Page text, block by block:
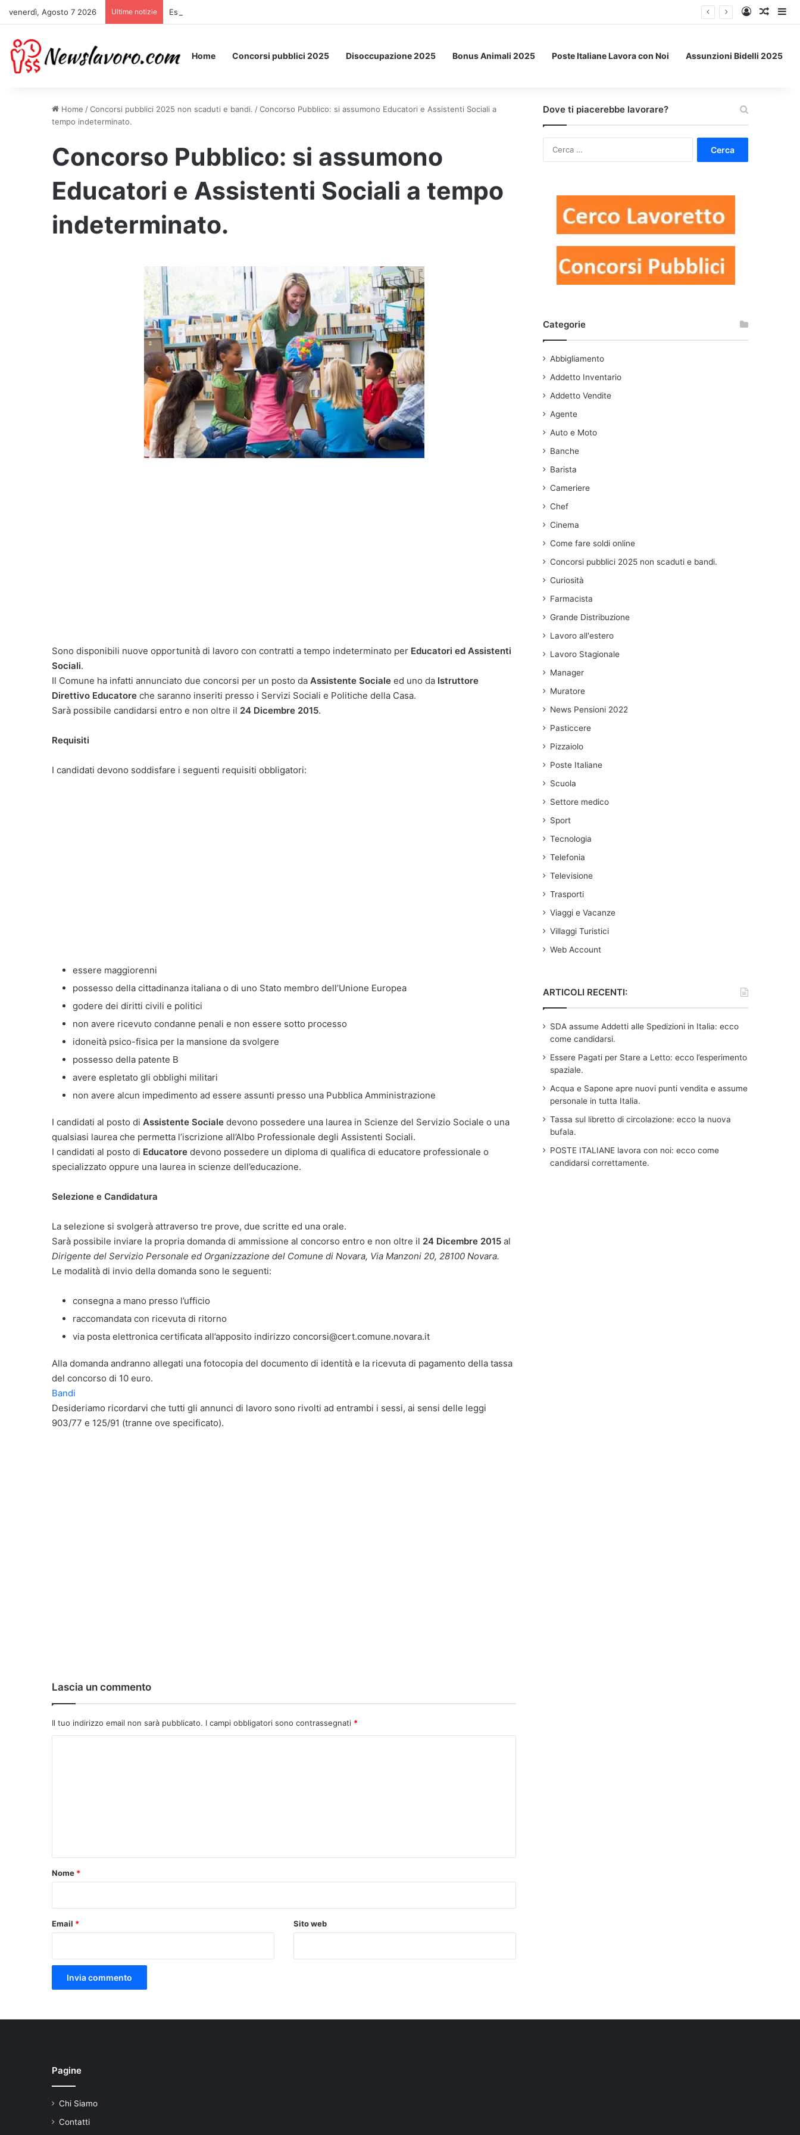
venerdì, Agosto 7 2026 Ultime notizie Essere Pagati per Stare a Letto: ecco l’esperimento spaziale. Accedi
Un
Home Concorsi pubblici 2025 Disoccupazione 2025 Bonus Animali 2025 Poste Italiane Lavora con Noi Assunzioni Bidelli 2025
Home /Concorsi pubblici 2025 non scaduti e bandi. /Concorso Pubblico: si assumono Educatori e Assistenti Sociali a
tempo indeterminato.
Concorso Pubblico: si assumono
Educatori e Assistenti Sociali a tempo
indeterminato.
Sono disponibili nuove opportunità di lavoro con contratti a tempo indeterminato per Educatori ed Assistenti
Sociali.
Il Comune ha infatti annunciato due concorsi per un posto da Assistente Sociale ed uno da Istruttore
Direttivo Educatore che saranno inseriti presso i Servizi Sociali e Politiche della Casa.
Sarà possibile candidarsi entro e non oltre il 24 Dicembre 2015.
Requisiti
I candidati devono soddisfare i seguenti requisiti obbligatori:
essere maggiorenni
possesso della cittadinanza italiana o di uno Stato membro dell’Unione Europea
godere dei diritti civili e politici
non avere ricevuto condanne penali e non essere sotto processo
idoneità psico-fisica per la mansione da svolgere
possesso della patente B
avere espletato gli obblighi militari
non avere alcun impedimento ad essere assunti presso una Pubblica Amministrazione
I candidati al posto di Assistente Sociale devono possedere una laurea in Scienze del Servizio Sociale o una
qualsiasi laurea che permetta l’iscrizione all’Albo Professionale degli Assistenti Sociali.
I candidati al posto di Educatore devono possedere un diploma di qualifica di educatore professionale o
specializzato oppure una laurea in scienze dell’educazione.
Selezione e Candidatura
La selezione si svolgerà attraverso tre prove, due scritte ed una orale.
Sarà possibile inviare la propria domanda di ammissione al concorso entro e non oltre il 24 Dicembre 2015 al
Dirigente del Servizio Personale ed Organizzazione del Comune di Novara, Via Manzoni 20, 28100 Novara.
Le modalità di invio della domanda sono le seguenti:
consegna a mano presso l’ufficio
raccomandata con ricevuta di ritorno
via posta elettronica certificata all’apposito indirizzo concorsi@cert.comune.novara.it
Alla domanda andranno allegati una fotocopia del documento di identità e la ricevuta di pagamento della tassa
del concorso di 10 euro.
Bandi
Desideriamo ricordarvi che tutti gli annunci di lavoro sono rivolti ad entrambi i sessi, ai sensi delle leggi
903/77 e 125/91 (tranne ove specificato).
Lascia un commento
Il tuo indirizzo email non sarà pubblicato. I campi obbligatori sono contrassegnati *
o
Nome *
Email * Sito web
Dove ti piacerebbe lavorare?
Categorie
Abbigliamento
Addetto Inventario
Addetto Vendite
Agente
Auto e Moto
Banche
Barista
Cameriere
Chef
Cinema
Come fare soldi online
Concorsi pubblici 2025 non scaduti e bandi.
Curiosità
Farmacista
Grande Distribuzione
Lavoro all'estero
Lavoro Stagionale
Manager
Muratore
News Pensioni 2022
Pasticcere
Pizzaiolo
Poste Italiane
Scuola
Settore medico
Sport
Tecnologia
Telefonia
Televisione
Trasporti
Viaggi e Vacanze
Villaggi Turistici
Web Account
ARTICOLI RECENTI:
SDA assume Addetti alle Spedizioni in Italia: ecco
come candidarsi.
Essere Pagati per Stare a Letto: ecco l’esperimento
spaziale.
Acqua e Sapone apre nuovi punti vendita e assume
personale in tutta Italia.
Tassa sul libretto di circolazione: ecco la nuova
bufala.
POSTE ITALIANE lavora con noi: ecco come
candidarsi correttamente.
Pagine
Chi Siamo
Contatti